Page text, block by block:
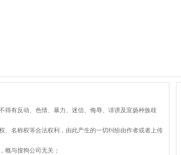
得有反动、色情、暴力、迷信、侮辱、诽谤及宣扬种族歧
、名称权等合法权利，由此产生的一切纠纷由作者或者上传
概与搜狗公司无关；